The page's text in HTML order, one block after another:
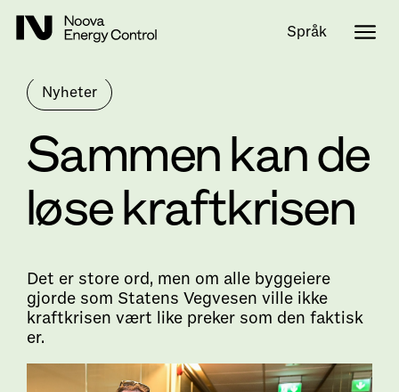
Nyheter
Sammen kan de
løse kraftkrisen
Det er store ord, men om alle byggeiere
gjorde som Statens Vegvesen ville ikke
kraftkrisen vært like preker som den faktisk
er.
Språk